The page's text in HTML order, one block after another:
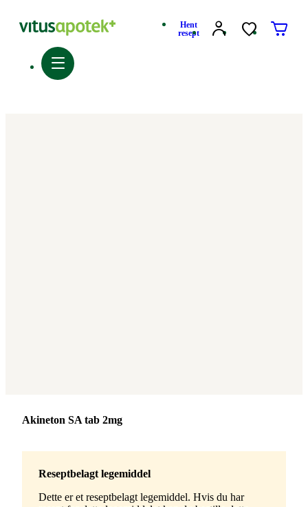
Hent
resept
Merke:
Akineton SA tab 2mg
Reseptbelagt legemiddel
Dette er et reseptbelagt legemiddel. Hvis du har